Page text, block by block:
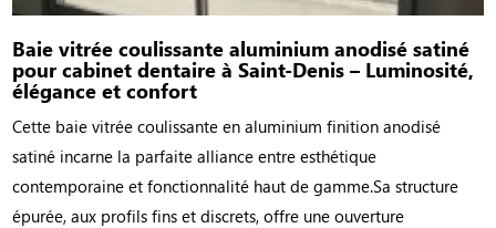
Baie vitrée coulissante aluminium anodisé satiné
pour cabinet dentaire à Saint-Denis – Luminosité,
élégance et confort
Cette baie vitrée coulissante en aluminium finition anodisé
satiné incarne la parfaite alliance entre esthétique
contemporaine et fonctionnalité haut de gamme.Sa structure
épurée, aux profils fins et discrets, offre une ouverture